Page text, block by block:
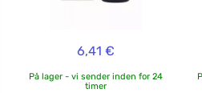
6,41 €
På lager - vi sender inden for 24
timer